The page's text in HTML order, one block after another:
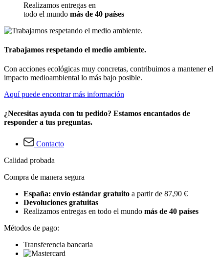
Realizamos entregas en
todo el mundo más de 40 países
Trabajamos respetando el medio ambiente.
Con acciones ecológicas muy concretas, contribuimos a mantener el
impacto medioambiental lo más bajo posible.
Aquí puede encontrar más información
¿Necesitas ayuda con tu pedido? Estamos encantados de
responder a tus preguntas.
Contacto
Calidad probada
Compra de manera segura
España: envío estándar gratuito a partir de 87,90 €
Devoluciones gratuitas
Realizamos entregas en todo el mundo más de 40 países
Métodos de pago:
Transferencia bancaria